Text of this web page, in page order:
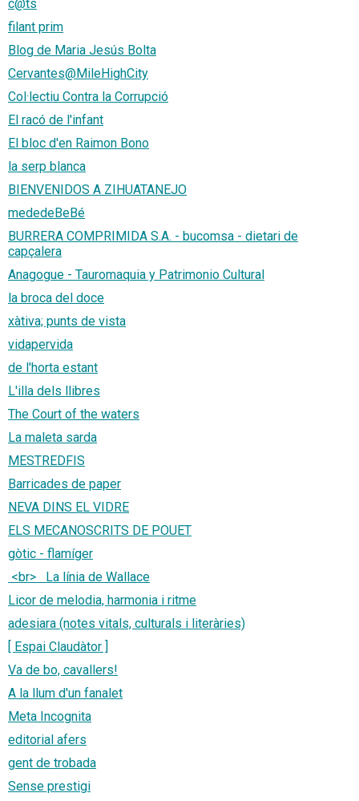
c@ts
filant prim
Blog de Maria Jesús Bolta
Cervantes@MileHighCity
Col·lectiu Contra la Corrupció
El racó de l'infant
El bloc d'en Raimon Bono
la serp blanca
BIENVENIDOS A ZIHUATANEJO
mededeBeBé
BURRERA COMPRIMIDA S.A. - bucomsa - dietari de
capçalera
Anagogue - Tauromaquia y Patrimonio Cultural
la broca del doce
xàtiva; punts de vista
vidapervida
de l'horta estant
L'illa dels llibres
The Court of the waters
La maleta sarda
MESTREDFIS
Barricades de paper
NEVA DINS EL VIDRE
ELS MECANOSCRITS DE POUET
gòtic - flamíger
<br> La línia de Wallace
Licor de melodia, harmonia i ritme
adesiara (notes vitals, culturals i literàries)
[ Espai Claudàtor ]
Va de bo, cavallers!
A la llum d'un fanalet
Meta Incognita
editorial afers
gent de trobada
Sense prestigi